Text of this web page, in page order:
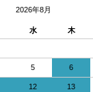
2026年8月
水 木
5 6
12 13